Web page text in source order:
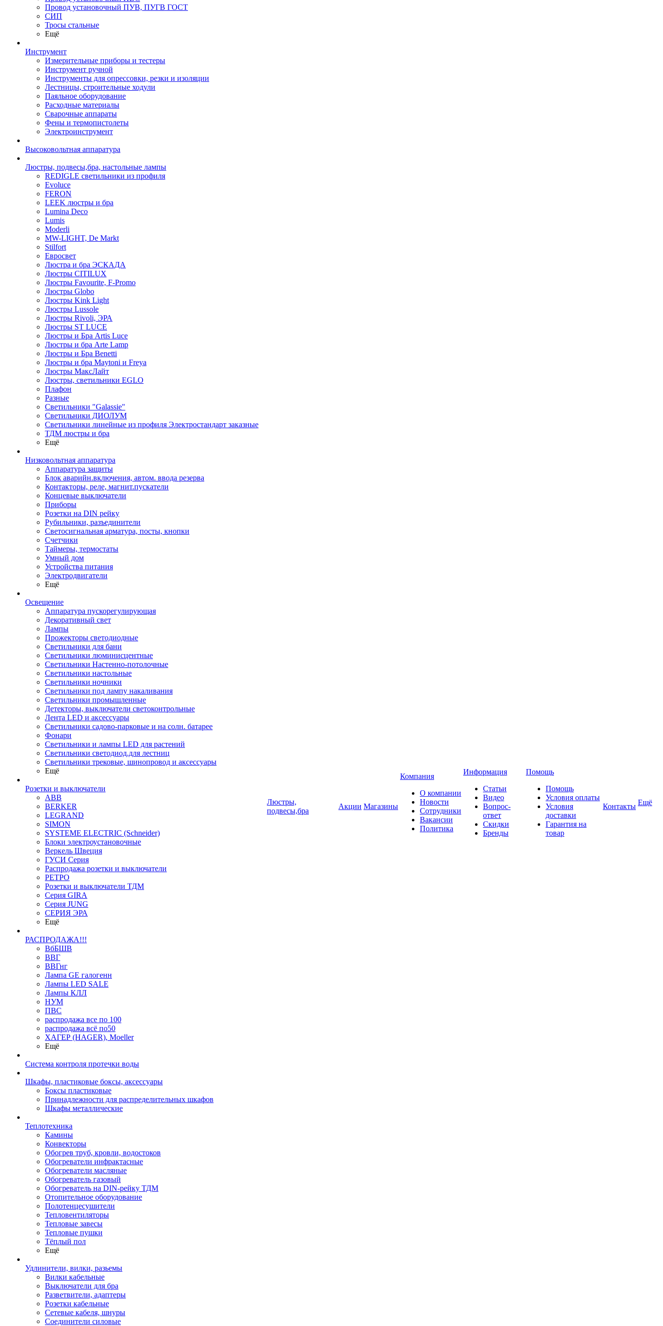
Провод установочный ПУВ, ПУГВ ГОСТ
СИП
Тросы стальные
Ещё
Инструмент
Измерительные приборы и тестеры
Инструмент ручной
Инструменты для опрессовки, резки и изоляции
Лестницы, строительные ходули
Паяльное оборудование
Расходные материалы
Сварочные аппараты
Фены и термопистолеты
Электроинструмент
Высоковольтная аппаратура
Люстры, подвесы,бра, настольные лампы
REDIGLE светильники из профиля
Evoluce
FERON
LEEK люстры и бра
Lumina Deco
Lumis
Moderli
MW-LIGHT, De Markt
Stilfort
Евросвет
Люстра и бра ЭСКАДА
Люстры CITILUX
Люстры Favourite, F-Promo
Люстры Globo
Люстры Kink Light
Люстры Lussole
Люстры Rivoli, ЭРА
Люстры ST LUCE
Люстры и Бра Artis Luce
Люстры и бра Arte Lamp
Люстры и Бра Benetti
Люстры и бра Maytoni и Freya
Люстры МаксЛайт
Люстры, светильники EGLO
Плафон
Разные
Светильники "Galassie"
Светильники ДИОЛУМ
Светильники линейные из профиля Электростандарт заказные
ТДМ люстры и бра
Ещё
Низковольтная аппаратура
Аппаратура защиты
Блок аварийн.включения, автом. ввода резерва
Контакторы, реле, магнит.пускатели
Концевые выключатели
Приборы
Розетки на DIN рейку
Рубильники, разъединители
Светосигнальная арматура, посты, кнопки
Счетчики
Таймеры, термостаты
Умный дом
Устройства питания
Электродвигатели
Ещё
Освещение
Аппаратура пускорегулирующая
Декоративный свет
Лампы
Прожекторы светодиодные
Светильники для бани
Светильники люминисцентные
Светильники Настенно-потолочные
Светильники настольные
Светильники ночники
Светильники под лампу накаливания
Светильники промышленные
Детекторы, выключатели светоконтрольные
Лента LED и аксессуары
Светильники садово-парковые и на солн. батарее
Фонари
Светильники и лампы LED для растений
Светильники светодиод.для лестниц
Светильники трековые, шинопровод и аксессуары
Ещё
Розетки и выключатели
ABB
BERKER
LEGRAND
SIMON
SYSTEME ELECTRIC (Schneider)
Блоки электроустановочные
Веркель Швеция
ГУСИ Серия
Распродажа розетки и выключатели
РЕТРО
Розетки и выключатели ТДМ
Серия GIRA
Серия JUNG
СЕРИЯ ЭРА
Ещё
РАСПРОДАЖА!!!
ВбБШВ
ВВГ
ВВГнг
Лампа GE галогенн
Лампы LED SALE
Лампы КЛЛ
НУМ
ПВС
распродажа все по 100
распродажа всё по50
ХАГЕР (HAGER), Moeller
Ещё
Система контроля протечки воды
Шкафы, пластиковые боксы, аксессуары
Боксы пластиковые
Принадлежности для распределительных шкафов
Шкафы металлические
Теплотехника
Камины
Конвекторы
Обогрев труб, кровли, водостоков
Обогреватели инфрактасные
Обогреватели масляные
Обогреватель газовый
Обогреватель на DIN-рейку ТДМ
Отопительное оборудование
Полотенцесушители
Тепловентиляторы
Тепловые завесы
Тепловые пушки
Тёплый пол
Ещё
Удлинители, вилки, разьемы
Вилки кабельные
Выключатели для бра
Разветвители, адаптеры
Розетки кабельные
Сетевые кабеля, шнуры
Соединители силовые
Люстры,
подвесы,бра
Акции Магазины
Компания
О компании
Новости
Сотрудники
Вакансии
Политика
Информация
Статьи
Видео
Вопрос-
ответ
Скидки
Бренды
Помощь
Помощь
Условия оплаты
Условия
доставки
Гарантия на
товар
Контакты Ещё